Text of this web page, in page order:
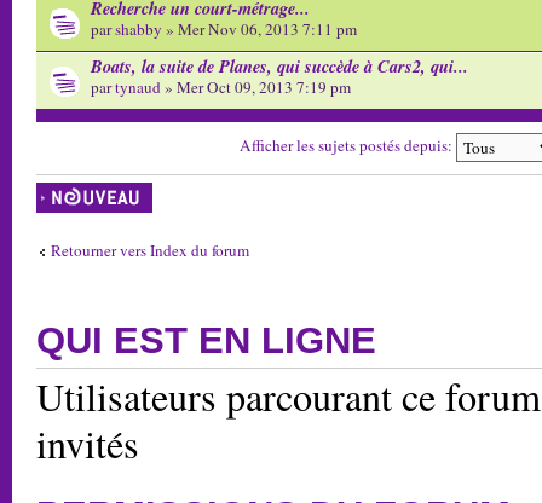
Recherche un court-métrage...
parshabby » Mer Nov 06, 2013 7:11 pm
Boats, la suite de Planes, qui succède à Cars2, qui...
partynaud» Mer Oct 09, 2013 7:19 pm
Afficher les sujets postés depuis:
Écrire un nouveau
sujet
Retourner vers Index du forum
QUI EST EN LIGNE
Utilisateurs parcourant ce
invités